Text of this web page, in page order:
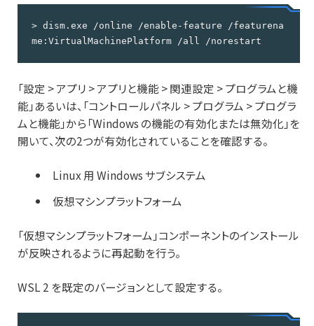
> dism.exe /online /enable-feature /featurena
me:VirtualMachinePlatform /all /norestart
「設定 > アプリ > アプリと機能 > 関連設定 > プログラムと機
能」あるいは、「コントロールパネル > プログラム > プログラ
ムと機能」から「Windows の機能の有効化または無効化」を
開いて、次の2つが有効化されていることを確認する。
Linux 用 Windows サブシステム
仮想マシンプラットフォーム
「仮想マシンプラットフォーム」コンポーネントのインストール
が反映されるように再起動を行う。
WSL 2 を既定のバージョンとして設定する。